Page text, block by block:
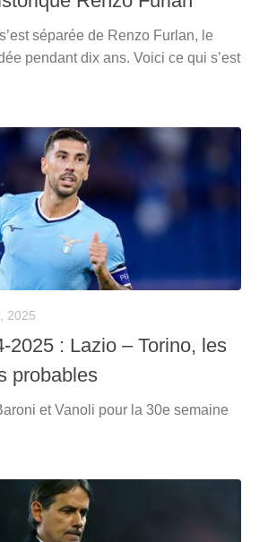
séparée de Renzo Furlan, le
pendant dix ans. Voici ce qui s’est
2025
2025 : Lazio – Torino, les
probables
et Vanoli pour la 30e semaine